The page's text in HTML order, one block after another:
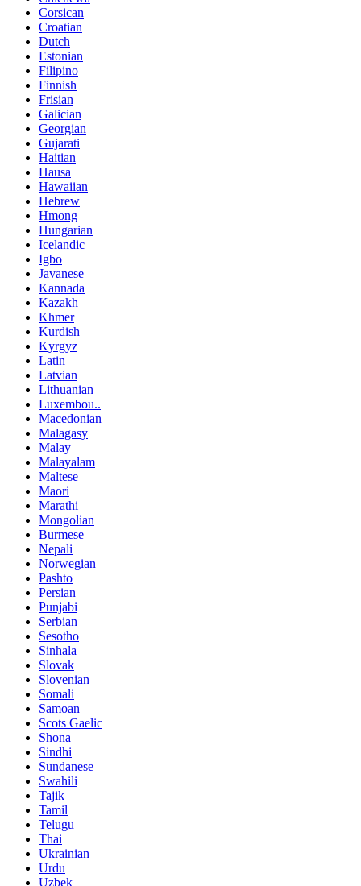
Corsican
Croatian
Dutch
Estonian
Filipino
Finnish
Frisian
Galician
Georgian
Gujarati
Haitian
Hausa
Hawaiian
Hebrew
Hmong
Hungarian
Icelandic
Igbo
Javanese
Kannada
Kazakh
Khmer
Kurdish
Kyrgyz
Latin
Latvian
Lithuanian
Luxembou..
Macedonian
Malagasy
Malay
Malayalam
Maltese
Maori
Marathi
Mongolian
Burmese
Nepali
Norwegian
Pashto
Persian
Punjabi
Serbian
Sesotho
Sinhala
Slovak
Slovenian
Somali
Samoan
Scots Gaelic
Shona
Sindhi
Sundanese
Swahili
Tajik
Tamil
Telugu
Thai
Ukrainian
Urdu
Uzbek